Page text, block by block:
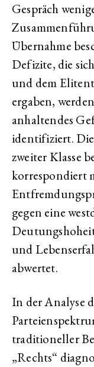
Gespräch
Übernahme
Defizite, die
und dem
ergaben,
anhaltendes
identifiziert.
zweiter Klasse
korrespondiert
gegen eine
und
abwertet.
In der Analyse
traditioneller
„Rechts“